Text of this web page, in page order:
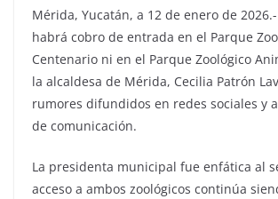
Mérida, Yucatán, a 12 de enero de
habrá cobro de entrada en el Parque
Centenario ni en el Parque Zoológico
la alcaldesa de Mérida, Cecilia Patrón
rumores difundidos en redes sociales y
de comunicación.
La presidenta municipal fue enfática al
acceso a ambos zoológicos continúa